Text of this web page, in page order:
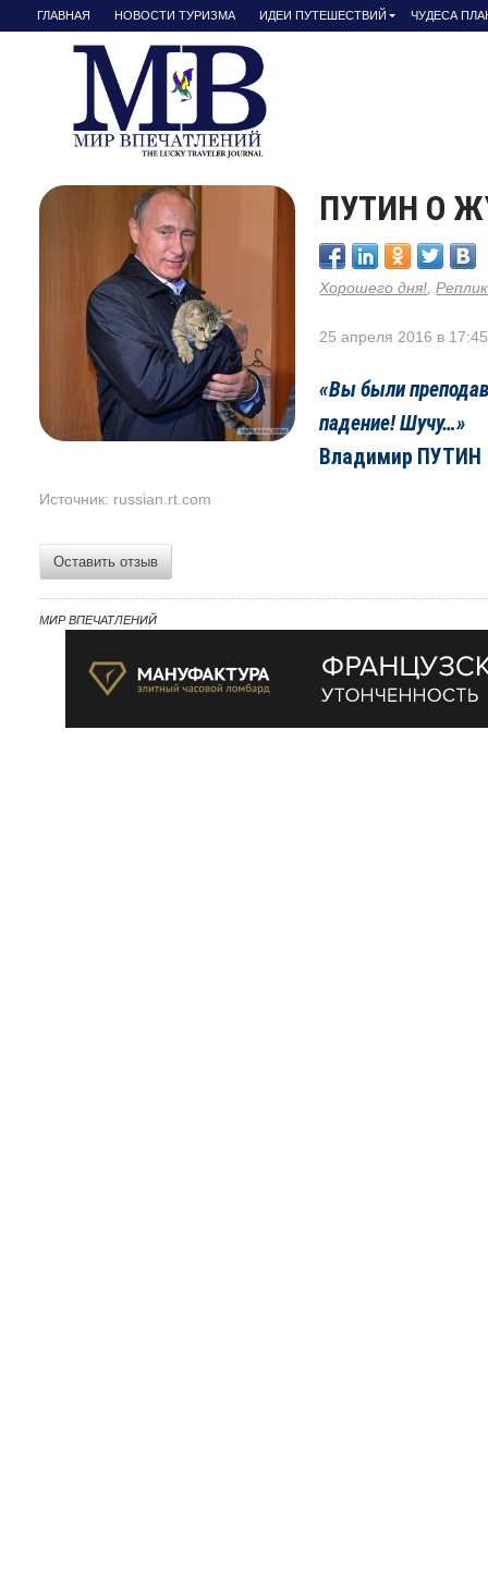
ГЛАВНАЯ НОВОСТИ ТУРИЗМА ИДЕИ ПУТЕШЕСТВИЙ ЧУДЕСА
ПУТИН О
Хорошего дня! ,
25 апреля 2016 в
«Вы были
падение! Шучу…»
Владимир ПУТИН
Источник: russian.rt.com
Оставить отзыв
МИР ВПЕЧАТЛЕНИЙ